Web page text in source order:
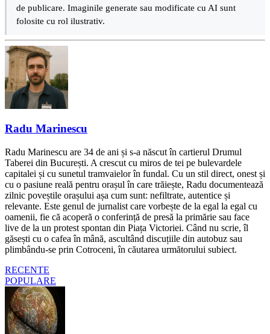
de publicare. Imaginile generate sau modificate cu AI sunt
folosite cu rol ilustrativ.
Radu Marinescu
Radu Marinescu are 34 de ani și s-a născut în cartierul Drumul
Taberei din București. A crescut cu miros de tei pe bulevardele
capitalei și cu sunetul tramvaielor în fundal. Cu un stil direct, onest și
cu o pasiune reală pentru orașul în care trăiește, Radu documentează
zilnic poveștile orașului așa cum sunt: nefiltrate, autentice și
relevante. Este genul de jurnalist care vorbește de la egal la egal cu
oamenii, fie că acoperă o conferință de presă la primărie sau face
live de la un protest spontan din Piața Victoriei. Când nu scrie, îl
găsești cu o cafea în mână, ascultând discuțiile din autobuz sau
plimbându-se prin Cotroceni, în căutarea următorului subiect.
RECENTE
POPULARE